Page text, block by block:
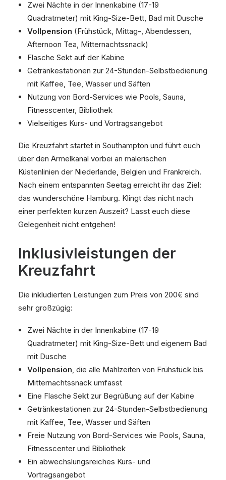
Zwei Nächte in der Innenkabine (17-19
Quadratmeter) mit King-Size-Bett, Bad mit Dusche
Vollpension (Frühstück, Mittag-, Abendessen,
Afternoon Tea, Mitternachtssnack)
Flasche Sekt auf der Kabine
Getränkestationen zur 24-Stunden-Selbstbedienung
mit Kaffee, Tee, Wasser und Säften
Nutzung von Bord-Services wie Pools, Sauna,
Fitnesscenter, Bibliothek
Vielseitiges Kurs- und Vortragsangebot
Die Kreuzfahrt startet in Southampton und führt euch
über den Ärmelkanal vorbei an malerischen
Küstenlinien der Niederlande, Belgien und Frankreich.
Nach einem entspannten Seetag erreicht ihr das Ziel:
das wunderschöne Hamburg. Klingt das nicht nach
einer perfekten kurzen Auszeit? Lasst euch diese
Gelegenheit nicht entgehen!
Inklusivleistungen der
Kreuzfahrt
Die inkludierten Leistungen zum Preis von 200€ sind
sehr großzügig:
Zwei Nächte in der Innenkabine (17-19
Quadratmeter) mit King-Size-Bett und eigenem Bad
mit Dusche
Vollpension, die alle Mahlzeiten von Frühstück bis
Mitternachtssnack umfasst
Eine Flasche Sekt zur Begrüßung auf der Kabine
Getränkestationen zur 24-Stunden-Selbstbedienung
mit Kaffee, Tee, Wasser und Säften
Freie Nutzung von Bord-Services wie Pools, Sauna,
Fitnesscenter und Bibliothek
Ein abwechslungsreiches Kurs- und
Vortragsangebot